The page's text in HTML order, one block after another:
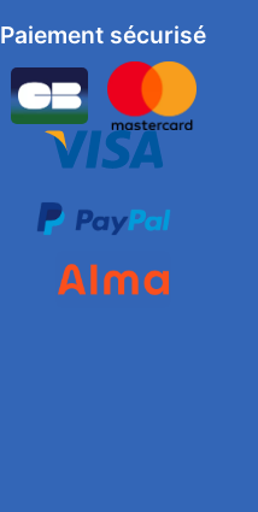
Paiement sécurisé